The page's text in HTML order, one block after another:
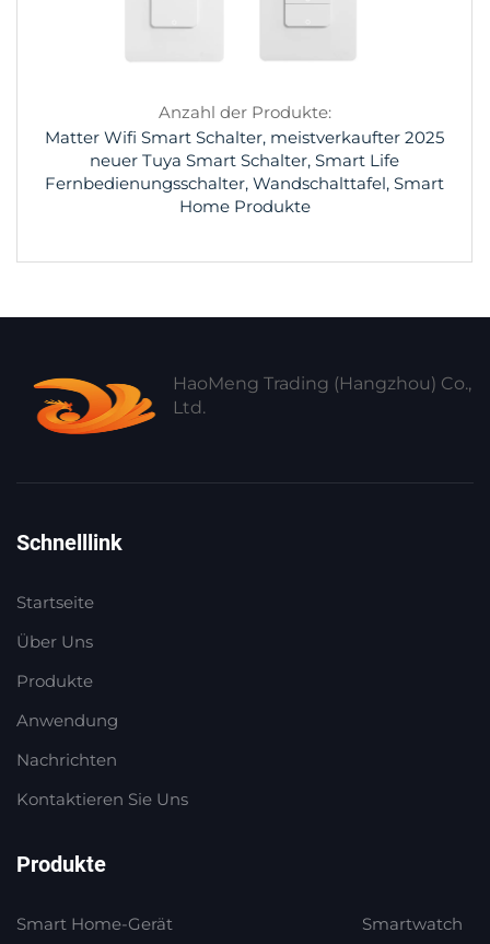
Anzahl der Produkte:
Matter Wifi Smart Schalter, meistverkaufter 2025
neuer Tuya Smart Schalter, Smart Life
Fernbedienungsschalter, Wandschalttafel, Smart
Home Produkte
HaoMeng Trading (Hangzhou) Co.,
Ltd.
Schnelllink
Startseite
Über Uns
Produkte
Anwendung
Nachrichten
Kontaktieren Sie Uns
Produkte
Smart Home-Gerät
Smartwatch